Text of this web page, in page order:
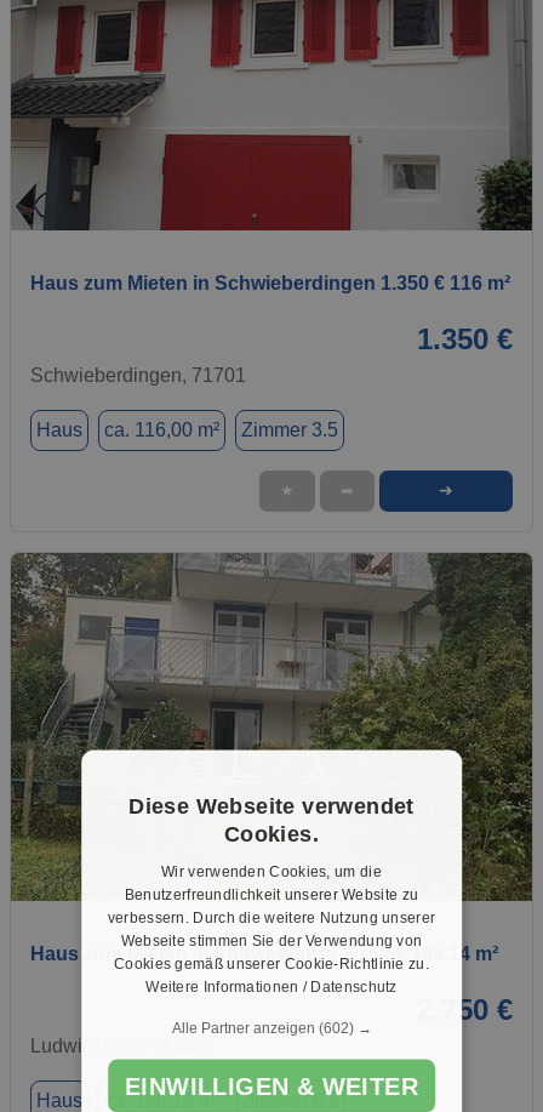
1 / 1
Haus zum Mieten in Schwieberdingen 1.350 € 116 m²
1.350 €
Schwieberdingen, 71701
Haus ca. 116,00 m² Zimmer 3.5
★ ➦ ➜
1 / 1
Haus zum Mieten in Ludwigsburg 2.750 € 186.14 m²
2.750 €
Ludwigsburg, 71640
Haus ca. 186,14 m² Zimmer 6.5
Diese Webseite verwendet
Cookies.
Wir verwenden Cookies, um die
Benutzerfreundlichkeit unserer Website zu
verbessern. Durch die weitere Nutzung unserer
Webseite stimmen Sie der Verwendung von
Cookies gemäß unserer Cookie-Richtlinie zu.
Weitere Informationen / Datenschutz
Alle Partner anzeigen (602) →
EINWILLIGEN & WEITER